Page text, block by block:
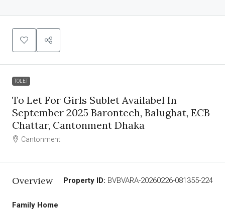
TOLET
To Let For Girls Sublet Availabel In
September 2025 Barontech, Balughat, ECB
Chattar, Cantonment Dhaka
Cantonment
Overview Property ID: BVBVARA-20260226-081355-224
Family Home